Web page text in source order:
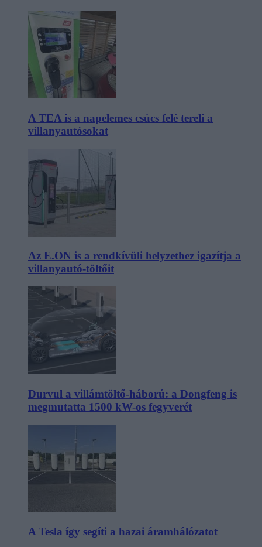
A TEA is a napelemes csúcs felé tereli a
villanyautósokat
Az E.ON is a rendkívüli helyzethez igazítja a
villanyautó-töltőit
Durvul a villámtöltő-háború: a Dongfeng is
megmutatta 1500 kW-os fegyverét
A Tesla így segíti a hazai áramhálózatot